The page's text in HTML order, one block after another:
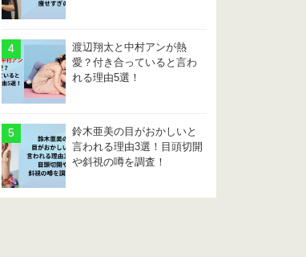
渡辺翔太と中村アンが熱
愛？付き合っていると言わ
れる理由5選！
鈴木亜美の目がおかしいと
言われる理由3選！目頭切開
や斜視の噂を調査！